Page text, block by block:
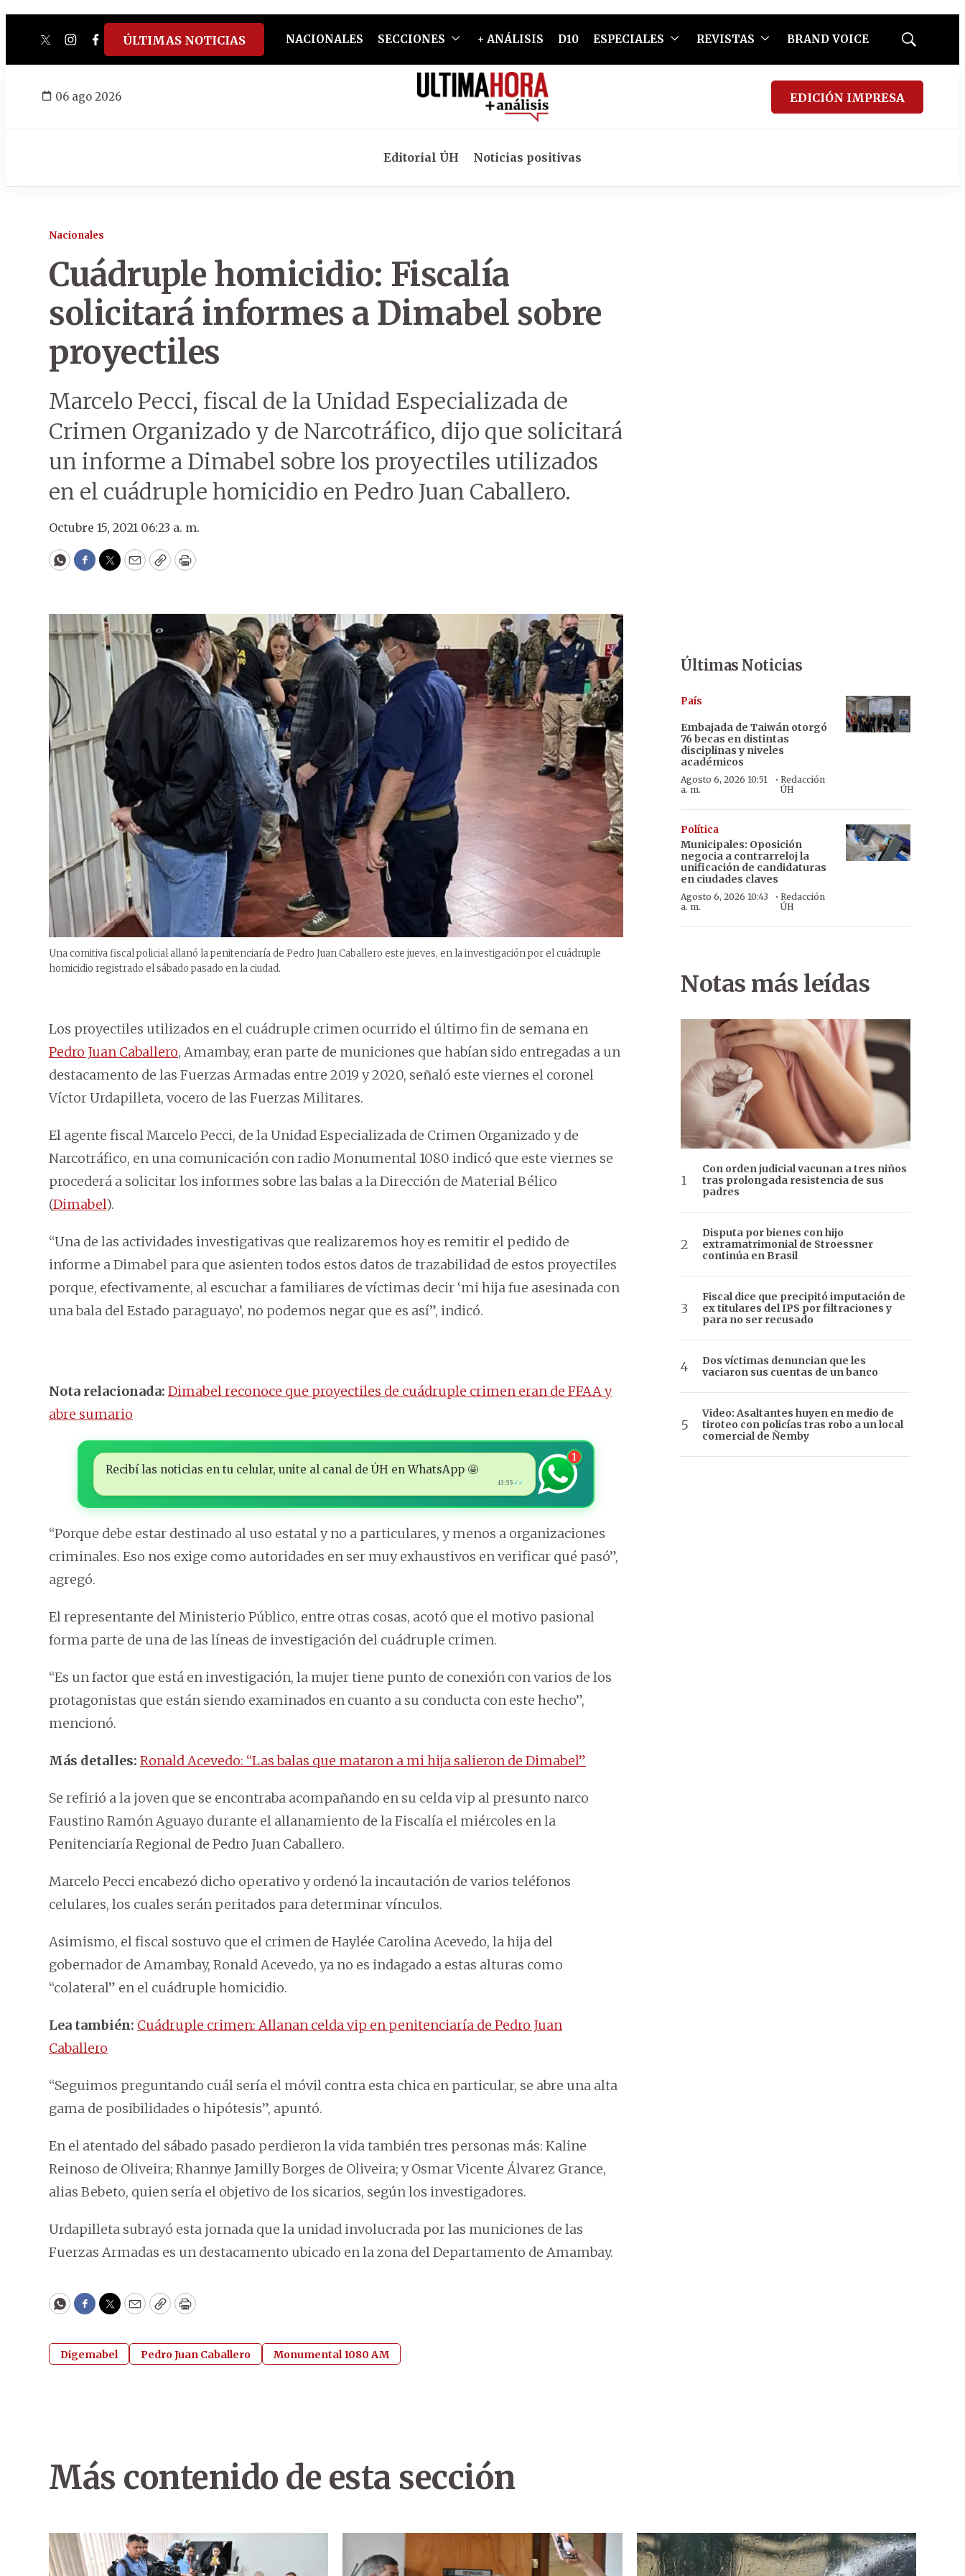
twitterinstagram
facebook
tiktokyoutube
spotify
ÚLTIMAS NOTICIAS NACIONALES SECCIONES + ANÁLISIS D10 ESPECIALES REVISTAS BRAND VOICE
Mostrar
06 ago 2026 EDICIÓN IMPRESA
Editorial ÚH Noticias positivas
Nacionales
Cuádruple homicidio: Fiscalía
solicitará informes a Dimabel sobre
proyectiles
Marcelo Pecci, fiscal de la Unidad Especializada de
Crimen Organizado y de Narcotráfico, dijo que solicitará
un informe a Dimabel sobre los proyectiles utilizados
en el cuádruple homicidio en Pedro Juan Caballero.
Octubre 15, 2021 06:23 a. m.
WhatsApp
Facebook
Twitter
EmailCopyPrint
Una comitiva fiscal policial allanó la penitenciaría de Pedro Juan Caballero este jueves, en la investigación por el cuádruple
homicidio registrado el sábado pasado en la ciudad.
Los proyectiles utilizados en el cuádruple crimen ocurrido el último fin de semana en
Pedro Juan Caballero, Amambay, eran parte de municiones que habían sido entregadas a un
destacamento de las Fuerzas Armadas entre 2019 y 2020, señaló este viernes el coronel
Víctor Urdapilleta, vocero de las Fuerzas Militares.
El agente fiscal Marcelo Pecci, de la Unidad Especializada de Crimen Organizado y de
Narcotráfico, en una comunicación con radio Monumental 1080 indicó que este viernes se
procederá a solicitar los informes sobre las balas a la Dirección de Material Bélico
(Dimabel).
“Una de las actividades investigativas que realizaremos hoy es remitir el pedido de
informe a Dimabel para que asienten todos estos datos de trazabilidad de estos proyectiles
porque, efectivamente, al escuchar a familiares de víctimas decir ‘mi hija fue asesinada con
una bala del Estado paraguayo’, no podemos negar que es así”, indicó.
Nota relacionada: Dimabel reconoce que proyectiles de cuádruple crimen eran de FFAA y
abre sumario
Recibí las noticias en tu celular, unite al canal de ÚH en WhatsApp 🤩
13:55 ✓✓
1
“Porque debe estar destinado al uso estatal y no a particulares, y menos a organizaciones
criminales. Eso nos exige como autoridades en ser muy exhaustivos en verificar qué pasó”,
agregó.
El representante del Ministerio Público, entre otras cosas, acotó que el motivo pasional
forma parte de una de las líneas de investigación del cuádruple crimen.
“Es un factor que está en investigación, la mujer tiene punto de conexión con varios de los
protagonistas que están siendo examinados en cuanto a su conducta con este hecho”,
mencionó.
Más detalles: Ronald Acevedo: “Las balas que mataron a mi hija salieron de Dimabel”
Se refirió a la joven que se encontraba acompañando en su celda vip al presunto narco
Faustino Ramón Aguayo durante el allanamiento de la Fiscalía el miércoles en la
Penitenciaría Regional de Pedro Juan Caballero.
Marcelo Pecci encabezó dicho operativo y ordenó la incautación de varios teléfonos
celulares, los cuales serán peritados para determinar vínculos.
Asimismo, el fiscal sostuvo que el crimen de Haylée Carolina Acevedo, la hija del
gobernador de Amambay, Ronald Acevedo, ya no es indagado a estas alturas como
“colateral” en el cuádruple homicidio.
Lea también: Cuádruple crimen: Allanan celda vip en penitenciaría de Pedro Juan
Caballero
“Seguimos preguntando cuál sería el móvil contra esta chica en particular, se abre una alta
gama de posibilidades o hipótesis”, apuntó.
En el atentado del sábado pasado perdieron la vida también tres personas más: Kaline
Reinoso de Oliveira; Rhannye Jamilly Borges de Oliveira; y Osmar Vicente Álvarez Grance,
alias Bebeto, quien sería el objetivo de los sicarios, según los investigadores.
Urdapilleta subrayó esta jornada que la unidad involucrada por las municiones de las
Fuerzas Armadas es un destacamento ubicado en la zona del Departamento de Amambay.
WhatsApp
Facebook
Twitter
EmailCopyPrint
Digemabel Pedro Juan Caballero Monumental 1080 AM
Últimas Noticias
País
Embajada de Taiwán otorgó
76 becas en distintas
disciplinas y niveles
académicos
Agosto 6, 2026 10:51
a. m.
· Redacción
ÚH
Política
Municipales: Oposición
negocia a contrarreloj la
unificación de candidaturas
en ciudades claves
Agosto 6, 2026 10:43
a. m.
·Redacción
ÚH
Notas más leídas
Con orden judicial vacunan a tres niños
tras prolongada resistencia de sus
padres
Disputa por bienes con hijo
extramatrimonial de Stroessner
continúa en Brasil
Fiscal dice que precipitó imputación de
ex titulares del IPS por filtraciones y
para no ser recusado
Dos víctimas denuncian que les
vaciaron sus cuentas de un banco
Video: Asaltantes huyen en medio de
tiroteo con policías tras robo a un local
comercial de Ñemby
Más contenido de esta sección